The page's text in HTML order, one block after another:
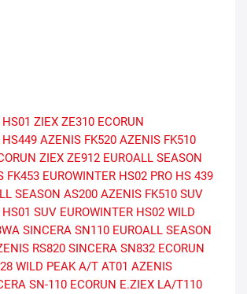
ZIEX ZE310 ECORUN
HS449 AZENIS FK520 AZENIS FK510
ZIEX ZE912 EUROALL SEASON
FK453 EUROWINTER HS02 PRO HS 439
SEASON AS200 AZENIS FK510 SUV
HS01 SUV EUROWINTER HS02 WILD
SINCERA SN110 EUROALL SEASON
RS820 SINCERA SN832 ECORUN
WILD PEAK A/T AT01 AZENIS
SN-110 ECORUN E.ZIEX LA/T110